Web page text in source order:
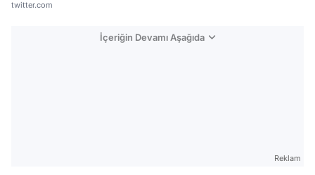
twitter.com
İçeriğin Devamı Aşağıda
Reklam